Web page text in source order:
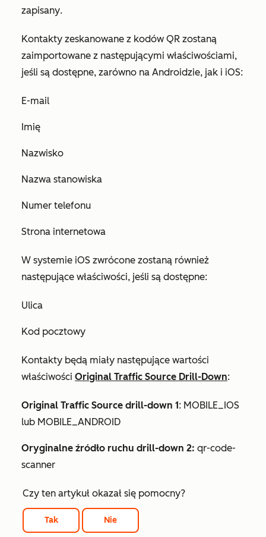
zapisany.
Kontakty zeskanowane z kodów QR zostaną
zaimportowane z następującymi właściwościami,
jeśli są dostępne, zarówno na Androidzie, jak i iOS:
E-mail
Imię
Nazwisko
Nazwa stanowiska
Numer telefonu
Strona internetowa
W systemie iOS zwrócone zostaną również
następujące właściwości, jeśli są dostępne:
Ulica
Kod pocztowy
Kontakty będą miały następujące wartości
właściwości Original Traffic Source Drill-Down:
Original Traffic Source drill-down 1: MOBILE_IOS
lub MOBILE_ANDROID
Oryginalne źródło ruchu drill-down 2: qr-code-
scanner
Czy ten artykuł okazał się pomocny?
Tak Nie